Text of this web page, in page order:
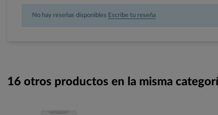
No hay reseñas disponibles Escribe tu reseña
16 otros productos en la misma